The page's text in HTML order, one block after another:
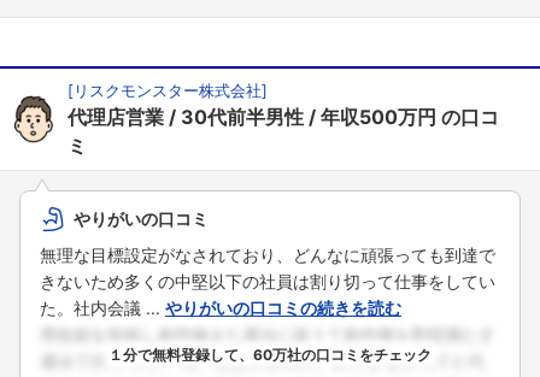
[リスクモンスター株式会社]
代理店営業 30代前半男性 年収500万円 の口コ
ミ
やりがいの口コミ
無理な目標設定がなされており、どんなに頑張っても到達で
きないため多くの中堅以下の社員は割り切って仕事をしてい
た。社内会議 ... やりがいの口コミの続きを読む
１分で無料登録して、60万社の口コミをチェック